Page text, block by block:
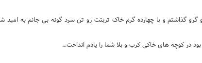
گذاشتم و با چهارده گرم خاک تربتت رو تن سرد گونه بی جانم به امید
در کوچه های خاکی کرب و بلا شما را یادم انداخت…